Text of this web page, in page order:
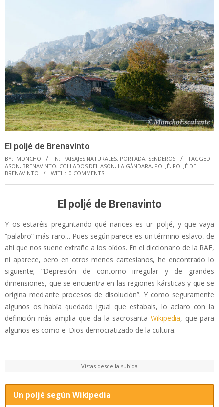
El poljé de Brenavinto
BY: MONCHO IN: PAISAJES NATURALES, PORTADA, SENDEROS
TAGGED:
ASON, BRENAVINTO, COLLADOS DEL ASÓN, LA GÁNDARA, POLJÉ, POLJÉ DE
BRENAVINTO
WITH: 0 COMMENTS
El poljé de Brenavinto
Y os estaréis preguntando qué narices es un poljé, y que vaya
“palabro” más raro… Pues según parece es un término eslavo, de
ahí que nos suene extraño a los oídos. En el diccionario de la RAE,
ni aparece, pero en otros menos cartesianos, he encontrado lo
siguiente; “Depresión de contorno irregular y de grandes
dimensiones, que se encuentra en las regiones kársticas y que se
origina mediante procesos de disolución”. Y como seguramente
algunos os había quedado igual que estabais, lo aclaro con la
definición más amplia que da la sacrosanta Wikipedia, que para
algunos es como el Dios democratizado de la cultura.
Vistas desde la subida
Un poljé según Wikipedia